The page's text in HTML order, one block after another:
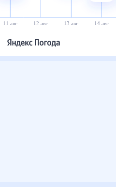
11 авг 12 авг 13 авг 14 авг